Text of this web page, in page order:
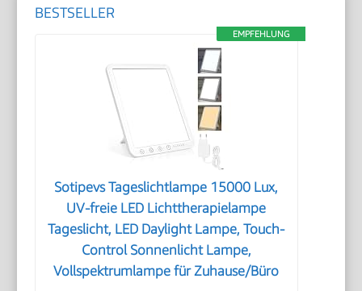
BESTSELLER
EMPFEHLUNG
Sotipevs Tageslichtlampe 15000 Lux,
UV-freie LED Lichttherapielampe
Tageslicht, LED Daylight Lampe, Touch-
Control Sonnenlicht Lampe,
Vollspektrumlampe für Zuhause/Büro